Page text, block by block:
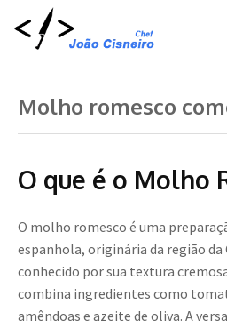
Molho romesco
O que é o Molho
O molho romesco é uma
espanhola, originária da região
conhecido por sua textura
combina ingredientes como
amêndoas e azeite de oliva. A